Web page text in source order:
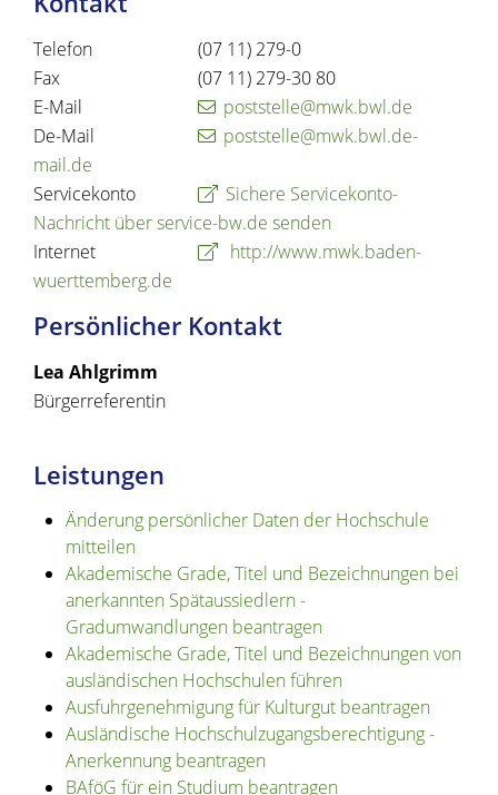
Telefon (07 11) 279-0
Fax
(07 11) 279-30 80
E-Mail
poststelle@mwk.bwl.de
De-Mail
poststelle@mwk.bwl.de-
mail.de
Servicekonto
Sichere Servicekonto-
Nachricht über service-bw.de senden
Internet
http://www.mwk.baden-
wuerttemberg.de
Persönlicher Kontakt
Lea Ahlgrimm
Bürgerreferentin
Leistungen
Änderung persönlicher Daten der Hochschule
mitteilen
Akademische Grade, Titel und Bezeichnungen bei
anerkannten Spätaussiedlern -
Gradumwandlungen beantragen
Akademische Grade, Titel und Bezeichnungen von
ausländischen Hochschulen führen
Ausfuhrgenehmigung für Kulturgut beantragen
Ausländische Hochschulzugangsberechtigung -
Anerkennung beantragen
BAföG für ein Studium beantragen